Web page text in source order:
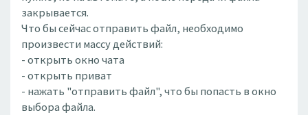
закрывается.
Что бы сейчас отправить файл, необходимо
произвести массу действий:
- открыть окно чата
- открыть приват
- нажать "отправить файл", что бы попасть в окно
выбора файла.